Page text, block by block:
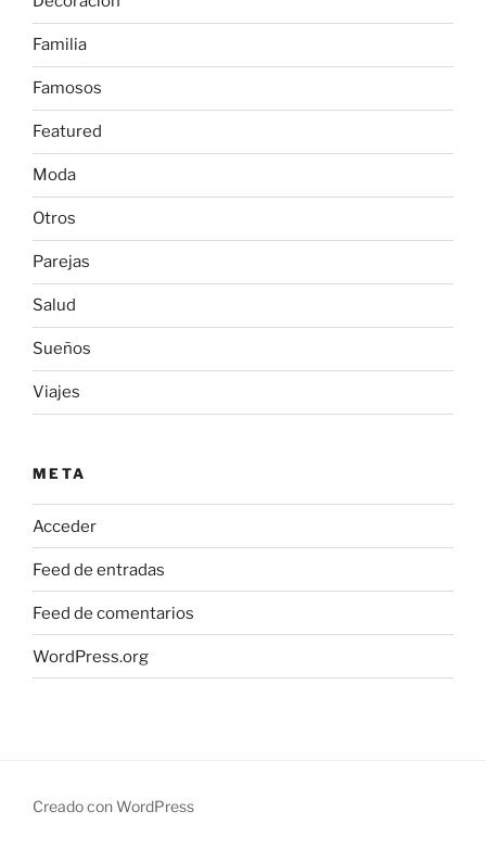
Familia
Famosos
Featured
Moda
Otros
Parejas
Salud
Sueños
Viajes
META
Acceder
Feed de entradas
Feed de comentarios
WordPress.org
Creado con WordPress